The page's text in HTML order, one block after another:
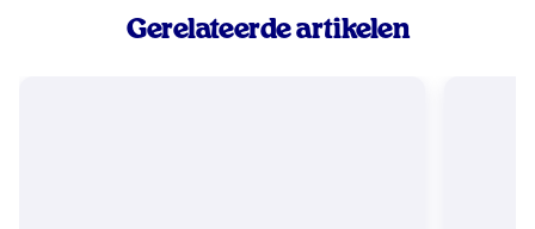
Gerelateerde artikelen